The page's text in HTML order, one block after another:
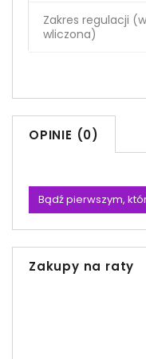
Zakres regulacji
wliczona)
OPINIE (0)
Bądź pierwszym,
Zakupy na raty